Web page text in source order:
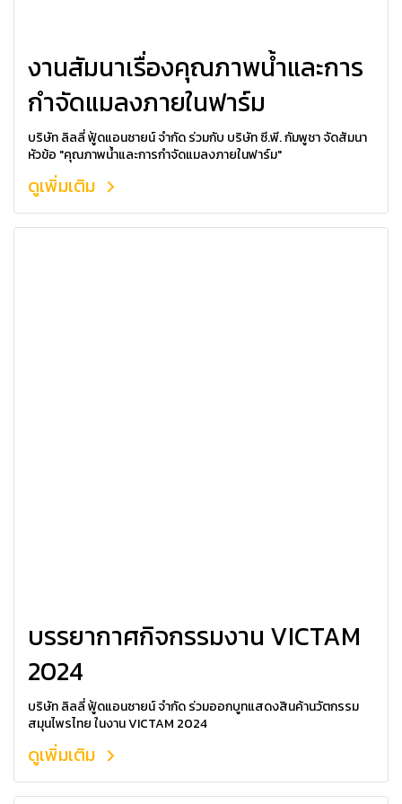
งานสัมนาเรื่องคุณภาพน้ำและการ
กำจัดแมลงภายในฟาร์ม
บริษัท ลิลลี่ ฟู้ดแอนซายน์ จำกัด ร่วมกับ บริษัท ซี.พี. กัมพูชา จัดสัมนา
หัวข้อ "คุณภาพน้ำและการกำจัดแมลงภายในฟาร์ม"
ดูเพิ่มเติม
บรรยากาศกิจกรรมงาน VICTAM
2024
บริษัท ลิลลี่ ฟู้ดแอนซายน์ จำกัด ร่วมออกบูทแสดงสินค้านวัตกรรม
สมุนไพรไทย ในงาน VICTAM 2024
ดูเพิ่มเติม